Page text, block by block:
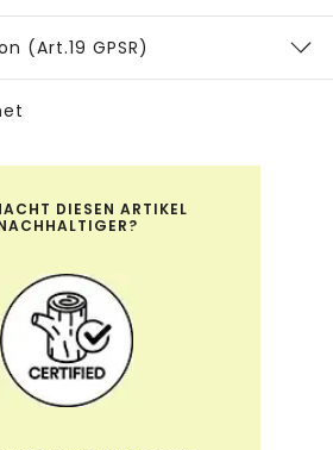
(Art.19 GPSR)
DIESEN ARTIKEL